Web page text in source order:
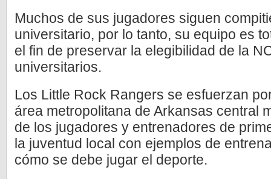
Muchos de sus jugadores siguen
universitario, por lo tanto, su equipo es
el fin de preservar la elegibilidad de la
universitarios.
Los Little Rock Rangers se esfuerzan
área metropolitana de Arkansas central
de los jugadores y entrenadores de
la juventud local con ejemplos de
cómo se debe jugar el deporte.